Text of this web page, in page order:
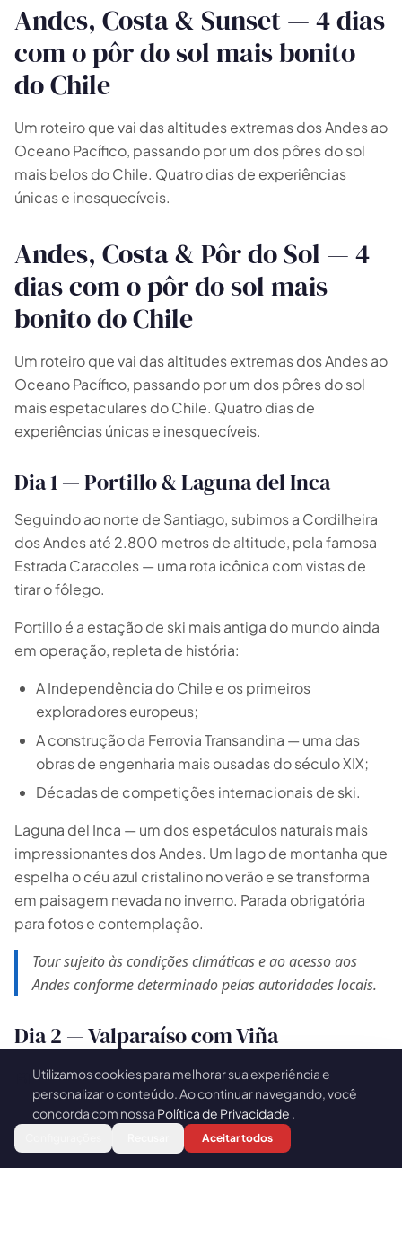
Andes, Costa & Sunset — 4 dias
com o pôr do sol mais bonito
do Chile
Um roteiro que vai das altitudes extremas dos Andes ao
Oceano Pacífico, passando por um dos pôres do sol
mais belos do Chile. Quatro dias de experiências
únicas e inesquecíveis.
Andes, Costa & Pôr do Sol — 4
dias com o pôr do sol mais
bonito do Chile
Um roteiro que vai das altitudes extremas dos Andes ao
Oceano Pacífico, passando por um dos pôres do sol
mais espetaculares do Chile. Quatro dias de
experiências únicas e inesquecíveis.
Dia 1 — Portillo & Laguna del Inca
Seguindo ao norte de Santiago, subimos a Cordilheira
dos Andes até 2.800 metros de altitude, pela famosa
Estrada Caracoles — uma rota icônica com vistas de
tirar o fôlego.
Portillo é a estação de ski mais antiga do mundo ainda
em operação, repleta de história:
A Independência do Chile e os primeiros
exploradores europeus;
A construção da Ferrovia Transandina — uma das
obras de engenharia mais ousadas do século XIX;
Décadas de competições internacionais de ski.
Laguna del Inca — um dos espetáculos naturais mais
impressionantes dos Andes. Um lago de montanha que
espelha o céu azul cristalino no verão e se transforma
em paisagem nevada no inverno. Parada obrigatória
para fotos e contemplação.
Tour sujeito às condições climáticas e ao acesso aos
Andes conforme determinado pelas autoridades locais.
Dia 2 — Valparaíso com Viña
Casablanca
De Santiago ao Pacífico, com uma parada especial
para degustação de vinhos no Vale de Casablanca.
Utilizamos cookies para melhorar sua experiência e
personalizar o conteúdo. Ao continuar navegando, você
concorda com nossa Política de Privacidade .
Aceitar todos
🗺️
Suas experiências aparecem aqui
tours e pacotes.